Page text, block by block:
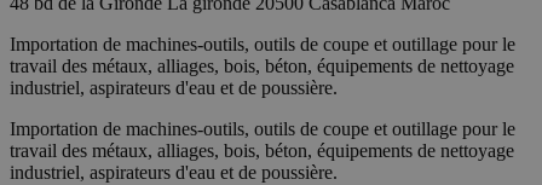
Importation de machines-outils, outils de coupe et outillage pour le
travail des métaux, alliages, bois, béton, équipements de nettoyage
industriel, aspirateurs d'eau et de poussière.
Importation de machines-outils, outils de coupe et outillage pour le
travail des métaux, alliages, bois, béton, équipements de nettoyage
industriel, aspirateurs d'eau et de poussière.